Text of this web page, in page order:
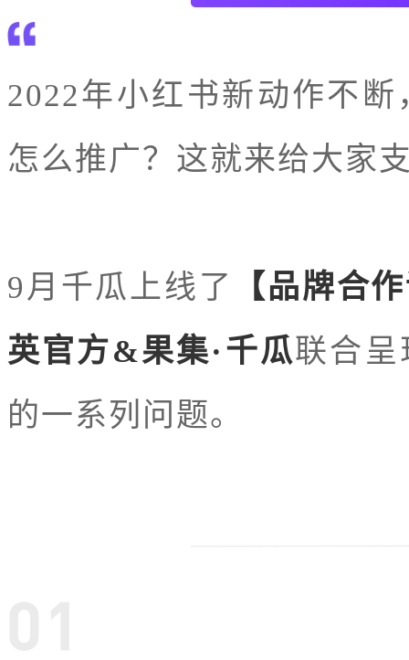
2022年小红书新动作不
怎么推广？这就来给大家
9月千瓜上线了
【品牌合
英官方&果集·千瓜联合
的一系列问题。